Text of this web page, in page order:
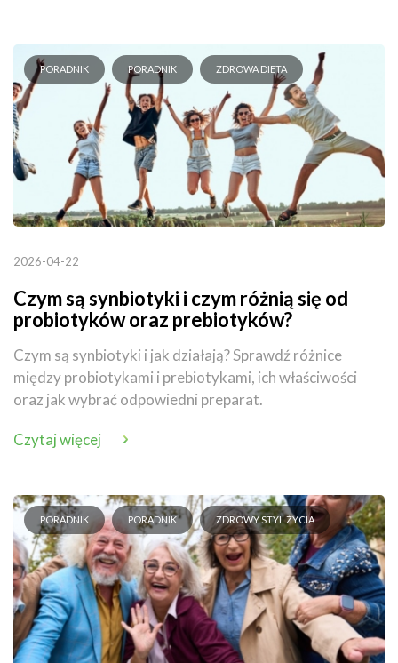
PORADNIK PORADNIK ZDROWA DIETA
2026-04-22
Czym są synbiotyki i czym różnią się od
probiotyków oraz prebiotyków?
Czym są synbiotyki i jak działają? Sprawdź różnice
między probiotykami i prebiotykami, ich właściwości
oraz jak wybrać odpowiedni preparat.
Czytaj więcej
PORADNIK PORADNIK ZDROWY STYL ŻYCIA